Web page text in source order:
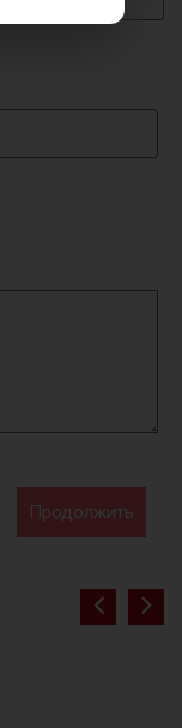
Продолжить